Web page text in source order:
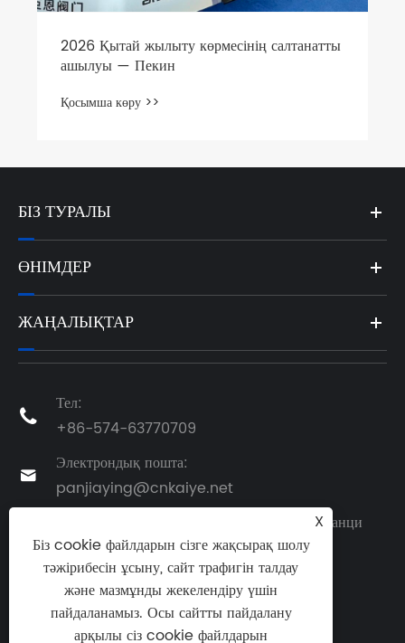
2026 Қытай жылыту көрмесінің салтанатты
ашылуы — Пекин
Қосымша көру >>
БІЗ ТУРАЛЫ
ӨНІМДЕР
ЖАҢАЛЫҚТАР

Тел:
+86-574-63770709

Электрондық пошта:
panjiaying@cnkaiye.net

Мекенжай: № 25, Хуанчэн батыс жолы, Чжанци
қаласы, Цикси қаласы, Нинбо, Чжэцзян
провинциясы, Қытай
X
Біз cookie файлдарын сізге жақсырақ шолу
тәжірибесін ұсыну, сайт трафигін талдау
және мазмұнды жекелендіру үшін
пайдаланамыз. Осы сайтты пайдалану
арқылы сіз cookie файлдарын